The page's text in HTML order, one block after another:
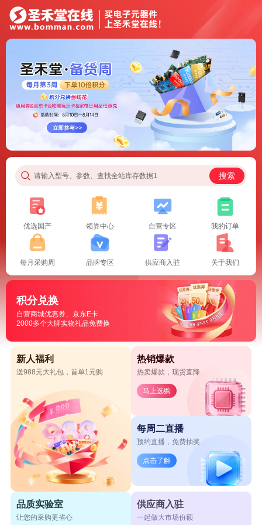
请输入型号、参数、查找全站库存数据1 搜索
优选国产 领券中心 自营专区 我的订单
每月采购周 品牌专区 供应商入驻 关于我们
积分兑换
自营商城优惠券、京东E卡
2000多个大牌实物礼品免费换
新人福利
送988元大礼包，首单1元购
热销爆款
热卖爆款，现货直降
马上选购
每周二直播
预约直播，免费抽奖
点击了解
品质实验室
让您的采购更省心
供应商入驻
一起做大市场份额